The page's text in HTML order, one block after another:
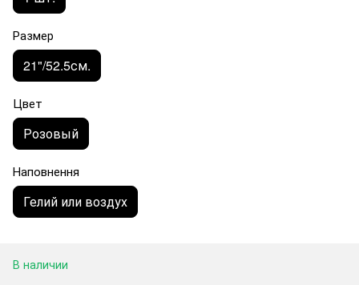
Размер
21"/52.5см.
Цвет
Розовый
Наповнення
Гелий или воздух
В наличии